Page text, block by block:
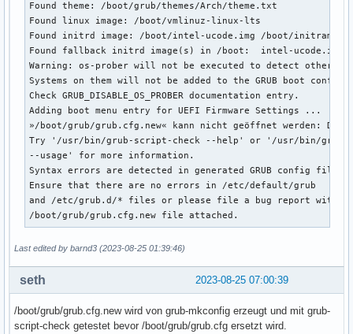
Found theme: /boot/grub/themes/Arch/theme.txt
Found linux image: /boot/vmlinuz-linux-lts
Found initrd image: /boot/intel-ucode.img /boot/
Found fallback initrd image(s) in /boot:  intel-
Warning: os-prober will not be executed to detect other
Systems on them will not be added to the GRUB boot
Check GRUB_DISABLE_OS_PROBER documentation entry.
Adding boot menu entry for UEFI Firmware Settings ...
»/boot/grub/grub.cfg.new« kann nicht geöffnet werden:
Try '/usr/bin/grub-script-check --help' or '/usr/bin/grub-
--usage' for more information.
Syntax errors are detected in generated GRUB config file.
Ensure that there are no errors in /etc/default/grub
and /etc/grub.d/* files or please file a bug report with
/boot/grub/grub.cfg.new file attached.
Last edited by barnd3 (2023-08-25 01:39:46)
2023-08-25 07:00:39
seth
/boot/grub/grub.cfg.new wird von grub-mkconfig erzeugt und mit grub-
script-check getestet bevor /boot/grub/grub.cfg ersetzt wird.